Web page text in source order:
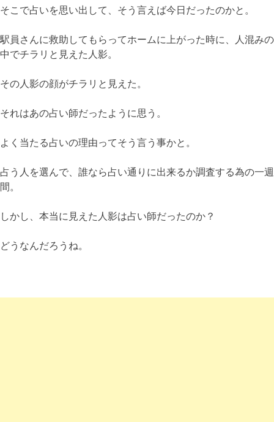
そこで占いを思い出して、そう言えば今日だったのかと。
駅員さんに救助してもらってホームに上がった時に、人混みの
中でチラリと見えた人影。
その人影の顔がチラリと見えた。
それはあの占い師だったように思う。
よく当たる占いの理由ってそう言う事かと。
占う人を選んで、誰なら占い通りに出来るか調査する為の一週
間。
しかし、本当に見えた人影は占い師だったのか？
どうなんだろうね。